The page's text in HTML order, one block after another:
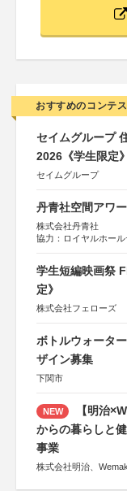
おすすめのコンテス
セイムグループ
2026《学生限定》
セイムグループ
丹青社空間アワ
株式会社丹青社
協力：ロイヤルホー
学生短編映画祭
定》
株式会社フェローズ
ボトルウォータ
ザイン募集
下関市
NEW
【明治
からの暮らしと
事業
株式会社明治、